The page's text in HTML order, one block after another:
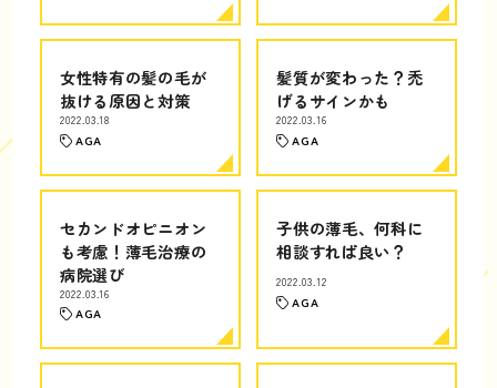
女性特有の髪の毛が
抜ける原因と対策
2022.03.18
AGA
髪質が変わった？禿
げるサインかも
2022.03.16
AGA
セカンドオピニオン
も考慮！薄毛治療の
病院選び
2022.03.16
AGA
子供の薄毛、何科に
相談すれば良い？
2022.03.12
AGA